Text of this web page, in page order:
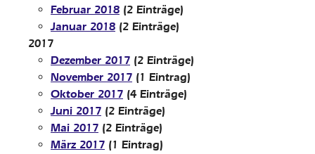
Februar 2018 (2 Einträge)
Januar 2018 (2 Einträge)
2017
Dezember 2017 (2 Einträge)
November 2017 (1 Eintrag)
Oktober 2017 (4 Einträge)
Juni 2017 (2 Einträge)
Mai 2017 (2 Einträge)
März 2017 (1 Eintrag)